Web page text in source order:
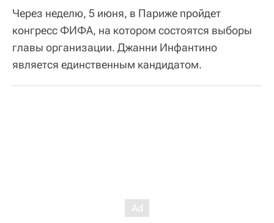
Через неделю, 5 июня, в Париже пройдет
конгресс ФИФА, на котором состоятся выборы
главы организации. Джанни Инфантино
является единственным кандидатом.